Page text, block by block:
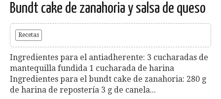
Bundt cake de zanahoria y salsa de queso
Recetas
Ingredientes para el antiadherente: 3 cucharadas de
mantequilla fundida 1 cucharada de harina
Ingredientes para el bundt cake de zanahoria: 280 g
de harina de repostería 3 g de canela...